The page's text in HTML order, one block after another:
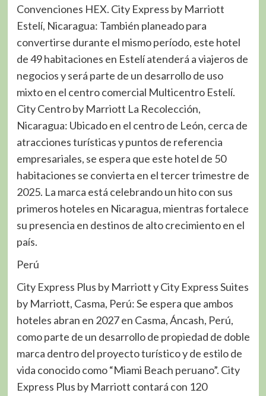
Convenciones HEX. City Express by Marriott
Estelí, Nicaragua: También planeado para
convertirse durante el mismo período, este hotel
de 49 habitaciones en Estelí atenderá a viajeros de
negocios y será parte de un desarrollo de uso
mixto en el centro comercial Multicentro Estelí.
City Centro by Marriott La Recolección,
Nicaragua: Ubicado en el centro de León, cerca de
atracciones turísticas y puntos de referencia
empresariales, se espera que este hotel de 50
habitaciones se convierta en el tercer trimestre de
2025. La marca está celebrando un hito con sus
primeros hoteles en Nicaragua, mientras fortalece
su presencia en destinos de alto crecimiento en el
país.
Perú
City Express Plus by Marriott y City Express Suites
by Marriott, Casma, Perú: Se espera que ambos
hoteles abran en 2027 en Casma, Áncash, Perú,
como parte de un desarrollo de propiedad de doble
marca dentro del proyecto turístico y de estilo de
vida conocido como “Miami Beach peruano”. City
Express Plus by Marriott contará con 120